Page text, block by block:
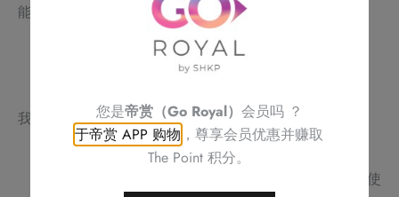
能记录访问本网站所使用的计算机的网络地址。
资料目的及用途
我们所收集之资料将用作以下用途：
监控本网站之运作及协助本网站之未来发展
汇编有关我们之用户之整体统计数据以作关于网站使
您是帝赏（Go Royal） 会员吗 ？
于帝赏 APP 购物 ，尊享会员优惠并赚取
The Point 积分。